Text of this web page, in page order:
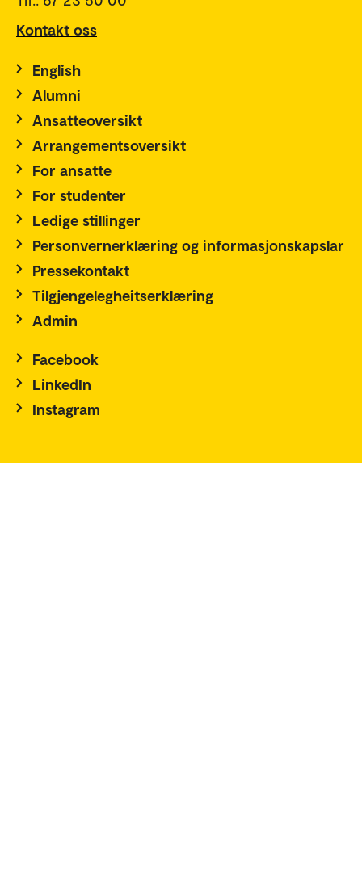
Kontakt oss
English
Alumni
Ansatteoversikt
Arrangementsoversikt
For ansatte
For studenter
Ledige stillinger
Personvernerklæring og informasjonskapslar
Pressekontakt
Tilgjengelegheitserklæring
Admin
Facebook
LinkedIn
Instagram